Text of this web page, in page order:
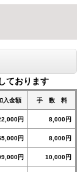
ております
入金額 手 数 料
円 8,000円
円 8,000円
円 10,000円